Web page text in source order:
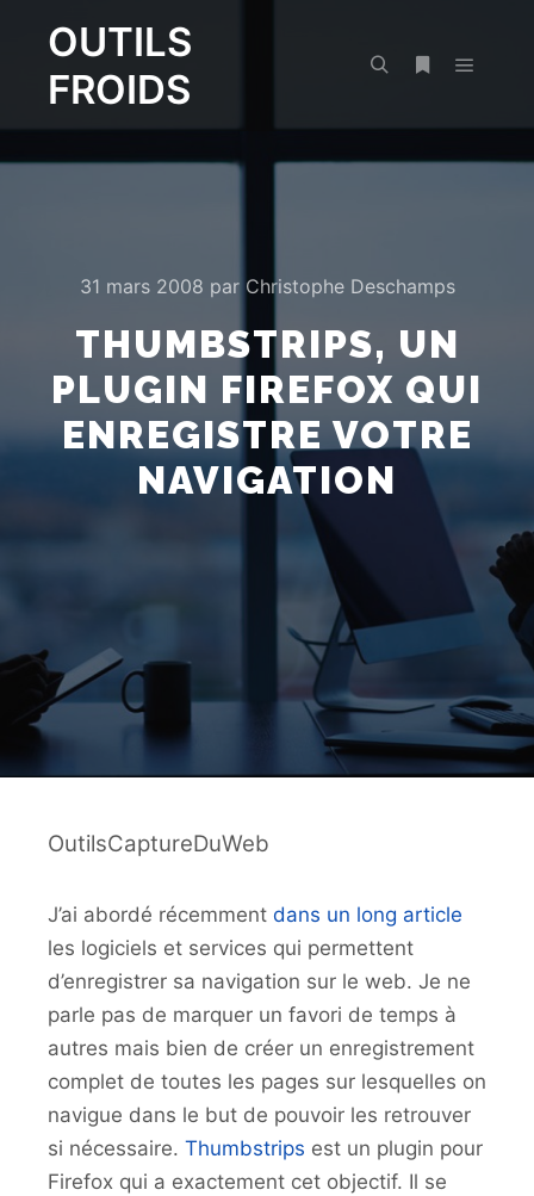
OUTILS
FROIDS
31 mars 2008 par Christophe Deschamps
THUMBSTRIPS, UN
PLUGIN FIREFOX QUI
ENREGISTRE VOTRE
NAVIGATION
OutilsCaptureDuWeb
J’ai abordé récemment dans un long article
les logiciels et services qui permettent
d’enregistrer sa navigation sur le web. Je ne
parle pas de marquer un favori de temps à
autres mais bien de créer un enregistrement
complet de toutes les pages sur lesquelles on
navigue dans le but de pouvoir les retrouver
si nécessaire. Thumbstrips est un plugin pour
Firefox qui a exactement cet objectif. Il se